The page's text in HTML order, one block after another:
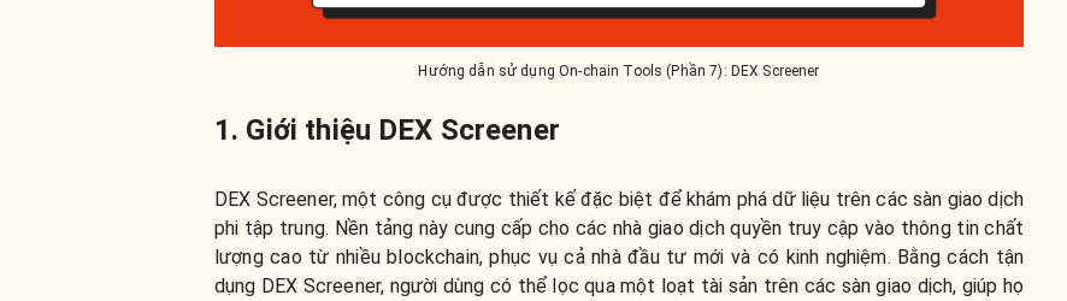
Hướng dẫn sử dụng On-chain Tools (Phần 7): DEX Screener
1. Giới thiệu DEX Screener
DEX Screener, một công cụ được thiết kế đặc biệt để khám phá dữ liệu trên các sàn giao dịch
phi tập trung. Nền tảng này cung cấp cho các nhà giao dịch quyền truy cập vào thông tin chất
lượng cao từ nhiều blockchain, phục vụ cả nhà đầu tư mới và có kinh nghiệm. Bằng cách tận
dụng DEX Screener, người dùng có thể lọc qua một loạt tài sản trên các sàn giao dịch, giúp họ